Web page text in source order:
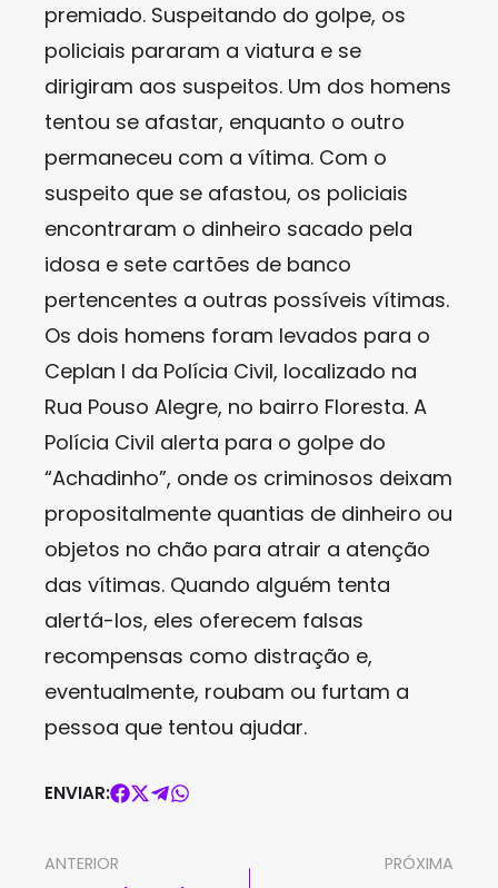
premiado. Suspeitando do golpe, os
policiais pararam a viatura e se
dirigiram aos suspeitos. Um dos homens
tentou se afastar, enquanto o outro
permaneceu com a vítima. Com o
suspeito que se afastou, os policiais
encontraram o dinheiro sacado pela
idosa e sete cartões de banco
pertencentes a outras possíveis vítimas.
Os dois homens foram levados para o
Ceplan I da Polícia Civil, localizado na
Rua Pouso Alegre, no bairro Floresta. A
Polícia Civil alerta para o golpe do
“Achadinho”, onde os criminosos deixam
propositalmente quantias de dinheiro ou
objetos no chão para atrair a atenção
das vítimas. Quando alguém tenta
alertá-los, eles oferecem falsas
recompensas como distração e,
eventualmente, roubam ou furtam a
pessoa que tentou ajudar.
ENVIAR:
ANTERIOR
PRÓXIMA